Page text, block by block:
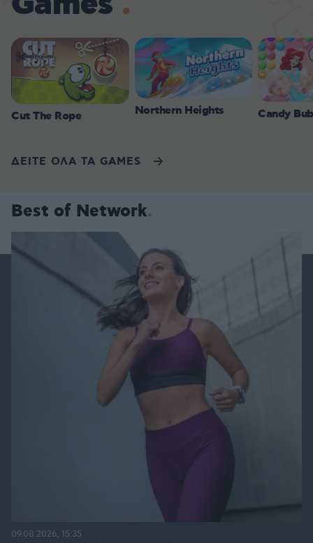
Cut The Rope Northern Heights Candy
ΔΕΙΤΕ ΟΛΑ ΤΑ GAMES
Best of Network
09.08.2026, 15:35